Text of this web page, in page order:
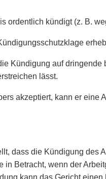
kündigt (z. B.
Kündigung auf
lässt.
akzeptiert, kann er
dass die Kündigung
Betracht, wenn der
kann das Gericht